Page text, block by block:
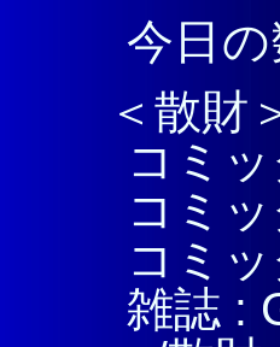
今日
＜散財
コミ
コミ
コミ
雑誌 :